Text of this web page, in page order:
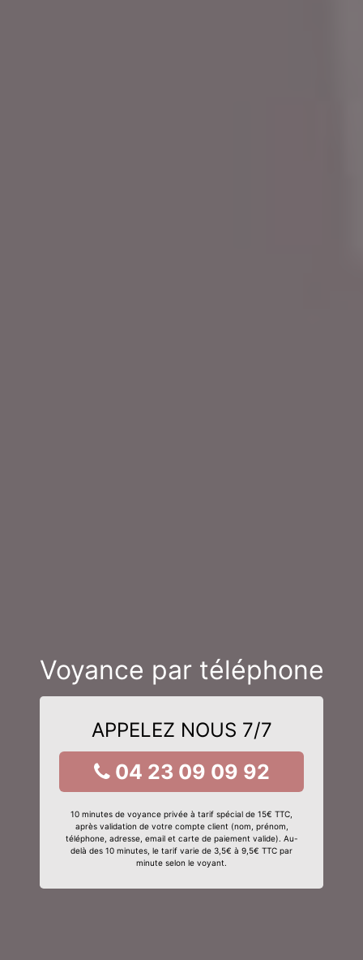
Voyance par téléphone
APPELEZ NOUS 7/7
04 23 09 09 92
10 minutes de voyance privée à tarif spécial de 15€ TTC,
après validation de votre compte client (nom, prénom,
téléphone, adresse, email et carte de paiement valide). Au-
delà des 10 minutes, le tarif varie de 3,5€ à 9,5€ TTC par
minute selon le voyant.